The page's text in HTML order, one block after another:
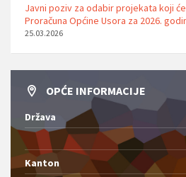
Javni poziv za odabir projekata koji
Proračuna Općine Usora za 2026.
25.03.2026
OPĆE INFORMACIJE
Država
Kanton